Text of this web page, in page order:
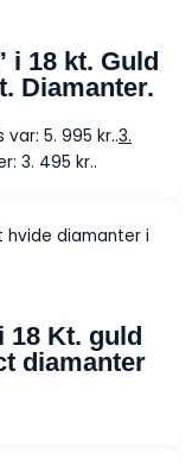
i 18 kt. Guld
Diamanter.
5. 995 kr..3.
3. 495 kr..
18 Kt. guld
diamanter